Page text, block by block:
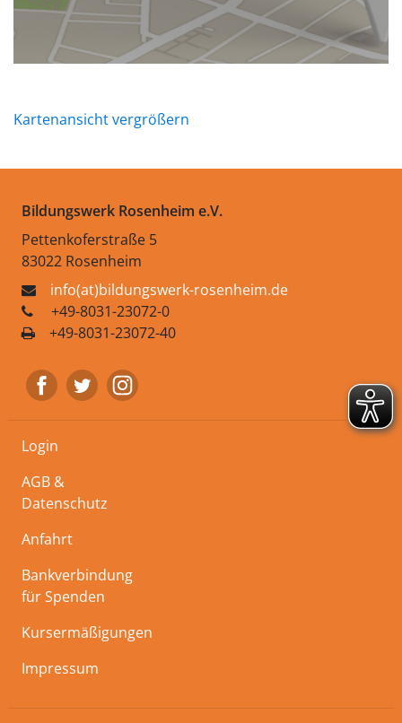
Kartenansicht vergrößern
Bildungswerk Rosenheim e.V.
Pettenkoferstraße 5
83022 Rosenheim
info(at)bildungswerk-rosenheim.de
+49-8031-23072-0
+49-8031-23072-40
Login
AGB &
Datenschutz
Anfahrt
Bankverbindung
für Spenden
Kursermäßigungen
Impressum